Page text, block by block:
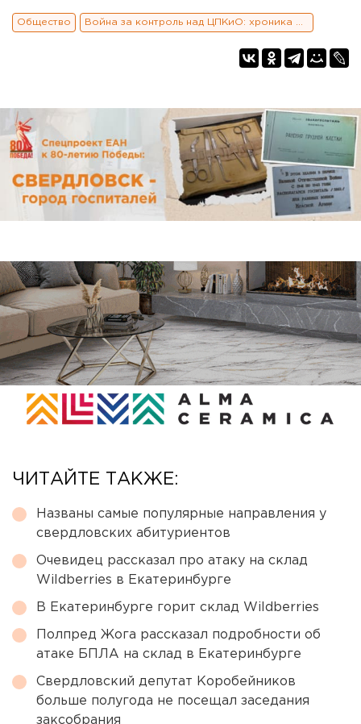
Общество
ЧИТАЙТЕ ТАКЖЕ:
Названы самые популярные направления у
свердловских абитуриентов
Очевидец рассказал про атаку на склад
Wildberries в Екатеринбурге
В Екатеринбурге горит склад Wildberries
Полпред Жога рассказал подробности об
атаке БПЛА на склад в Екатеринбурге
Свердловский депутат Коробейников
больше полугода не посещал заседания
заксобрания